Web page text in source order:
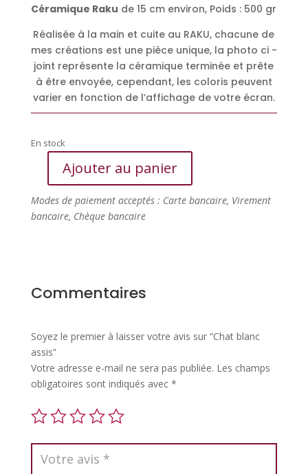
Céramique Raku de 15 cm environ, Poids : 500 gr
Réalisée à la main et cuite au RAKU, chacune de
mes créations est une pièce unique, la photo ci -
joint représente la céramique terminée et prête
à être envoyée, cependant, les coloris peuvent
varier en fonction de l’affichage de votre écran.
En stock
quantité
Chat
blanc
Ajouter au panier
Modes de paiement acceptés : Carte bancaire, Virement
bancaire, Chèque bancaire
Commentaires
Soyez le premier à laisser votre avis sur “Chat blanc
assis”
Votre adresse e-mail ne sera pas publiée. Les champs
obligatoires sont indiqués avec *